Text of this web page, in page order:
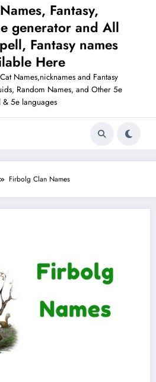
Fantasy,
generator and All
Fantasy names
Here
Names,nicknames and Fantasy
Random Names, and Other 5e
& 5e languages
Firbolg Clan Names